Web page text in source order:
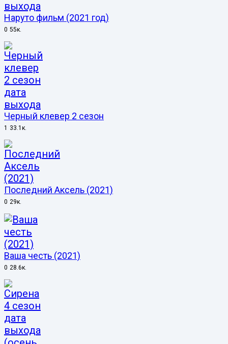
Наруто фильм (2021 год)
0 55к.
Черный клевер 2 сезон
1 33.1к.
Последний Аксель (2021)
0 29к.
Ваша честь (2021)
0 28.6к.